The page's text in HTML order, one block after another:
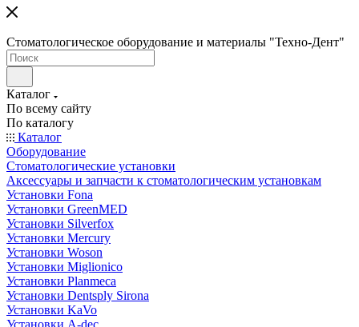
Стоматологическое оборудование и материалы "Техно-Дент"
Каталог
По всему сайту
По каталогу
Каталог
Оборудование
Стоматологические установки
Аксессуары и запчасти к стоматологическим установкам
Установки Fona
Установки GreenMED
Установки Silverfox
Установки Mercury
Установки Woson
Установки Miglionico
Установки Planmeca
Установки Dentsply Sirona
Установки KaVo
Установки A-dec